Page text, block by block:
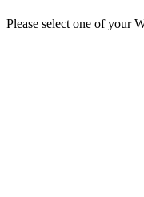
Please select one of your